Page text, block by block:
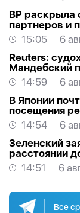
BP раскрыла
партнеров и
15:05
6
Reuters:
Мандебский
14:59
6
В Японии
посещения
14:54
6
Зеленский
расстоянии
14:51
6
Все